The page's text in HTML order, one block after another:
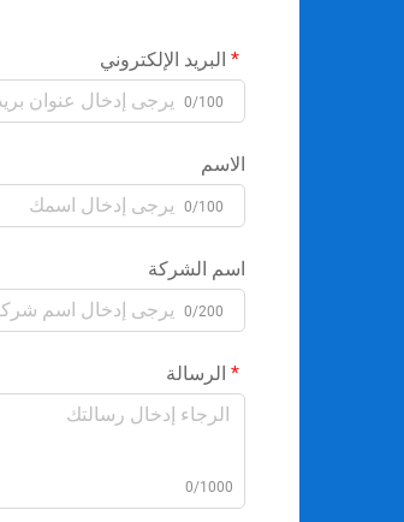
البريد الإلكتروني
0/100
الاسم
0/100
اسم الشركة
0/200
الرسالة
0/1000